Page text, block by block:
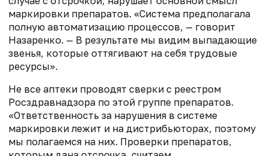
маркировки препаратов. «Система предполагала
полную автоматизацию процессов, — говорит
Назаренко. — В результате мы видим выпадающие
звенья, которые оттягивают на себя трудовые
ресурсы».
Не все аптеки проводят сверки с реестром
Росздравнадзора по этой группе препаратов.
«Ответственность за нарушения в системе
маркировки лежит и на дистрибьюторах, поэтому
мы полагаемся на них. Проверки препаратов,